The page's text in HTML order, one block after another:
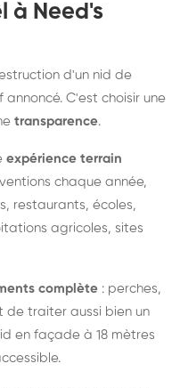
à Need's
d'un nid de
C'est choisir une
transparence.
expérience terrain
chaque année,
restaurants, écoles,
agricoles, sites
complète : perches,
de traiter aussi bien un
en façade à 18 mètres